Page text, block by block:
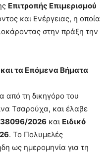
Επιτροπής Επιμερισμού
και Ενέργειας, η οποία
στην πράξη την
τα Επόμενα Βήματα
από τη δικηγόρο του
Τσαρούχα, και έλαβε
2026 και Ειδικό
. Το Πολυμελές
ως ημερομηνία για τη